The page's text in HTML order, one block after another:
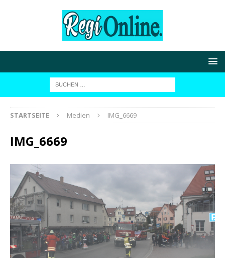
STARTSEITE Medien IMG_6669
IMG_6669